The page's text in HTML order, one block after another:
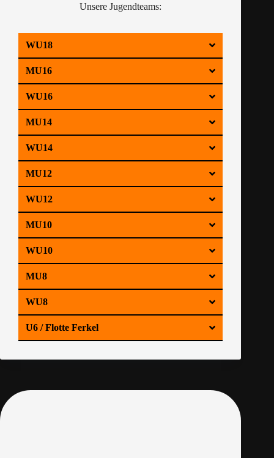
Unsere Jugendteams:
WU18
MU16
WU16
MU14
WU14
MU12
WU12
MU10
WU10
MU8
WU8
U6 / Flotte Ferkel